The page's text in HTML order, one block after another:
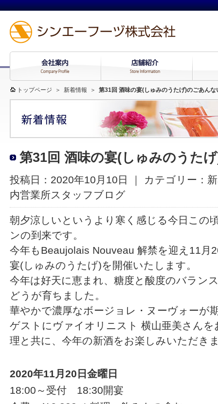
トップページ ＞ 新着情報 ＞ 第31回 酒味の宴(しゅみのうたげ)のごあんな
第31回 酒味の宴(しゅみのうた
投稿日：2020年10月10日 ｜ カテゴリー：
内営業所スタッフブログ
朝夕涼しいというより寒く感じる今日この
ンの到来です。
今年もBeaujolais Nouveau 解禁を迎え11月
宴(しゅみのうたげ)を開催いたします。
今年は好天に恵まれ、糖度と酸度のバラン
どうが育ちました。
華やかで濃厚なボージョレ・ヌーヴォーが
ゲストにヴァイオリニスト 横山亜美さんを
理と共に、今年の新酒をお楽しみいただき
2020年11月20日金曜日
18:00～受付 18:30開宴